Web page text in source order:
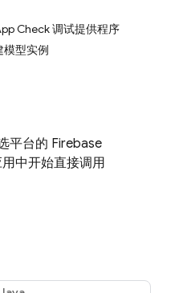
Check 调试提供程序
模型实例
平台的 Firebase
中开始直接调用